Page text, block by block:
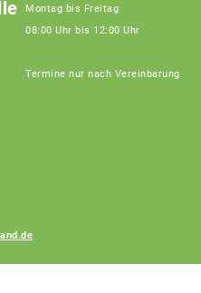
Montag bis Freitag
08:00 Uhr bis 12:00 Uhr
Termine nur nach Vereinbarung